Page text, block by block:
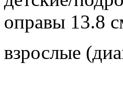
оправы 13.8
взрослые